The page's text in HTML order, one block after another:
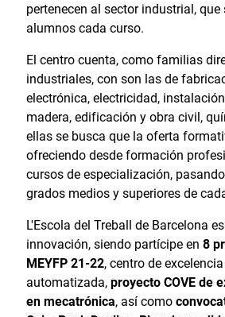
pertenecen al sector industrial,
alumnos cada curso.
El centro cuenta, como familias
industriales, con son las de
electrónica, electricidad,
madera, edificación y obra civil,
ellas se busca que la oferta
ofreciendo desde formación
cursos de especialización,
grados medios y superiores de
L'Escola del Treball de Barcelona
innovación, siendo partícipe en 8
MEYFP 21-22, centro de
automatizada, proyecto COVE de
en mecatrónica, así como